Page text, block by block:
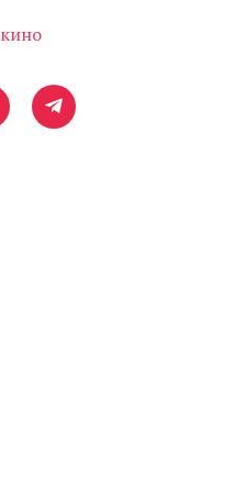
кино